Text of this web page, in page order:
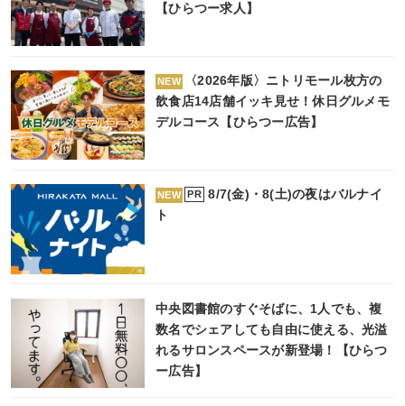
【ひらつー求人】
NEW
〈2026年版〉ニトリモール枚方の
飲食店14店舗イッキ見せ！休日グルメモ
デルコース【ひらつー広告】
NEW PR
8/7(金)・8(土)の夜はバルナイ
ト
中央図書館のすぐそばに、1人でも、複
数名でシェアしても自由に使える、光溢
れるサロンスペースが新登場！【ひらつ
ー広告】